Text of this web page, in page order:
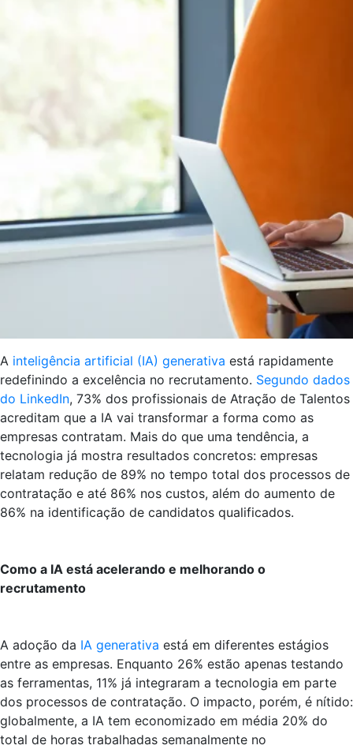
A inteligência artificial (IA) generativa está rapidamente
redefinindo a excelência no recrutamento. Segundo dados
do LinkedIn, 73% dos profissionais de Atração de Talentos
acreditam que a IA vai transformar a forma como as
empresas contratam. Mais do que uma tendência, a
tecnologia já mostra resultados concretos: empresas
relatam redução de 89% no tempo total dos processos de
contratação e até 86% nos custos, além do aumento de
86% na identificação de candidatos qualificados.
Como a IA está acelerando e melhorando o
recrutamento
A adoção da IA generativa está em diferentes estágios
entre as empresas. Enquanto 26% estão apenas testando
as ferramentas, 11% já integraram a tecnologia em parte
dos processos de contratação. O impacto, porém, é nítido:
globalmente, a IA tem economizado em média 20% do
total de horas trabalhadas semanalmente no